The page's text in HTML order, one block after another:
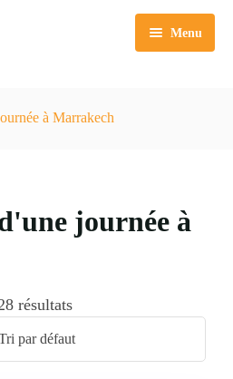
Menu
à Casablanca
à Agadir
à Fès
à Marrakech
journée à
résultats